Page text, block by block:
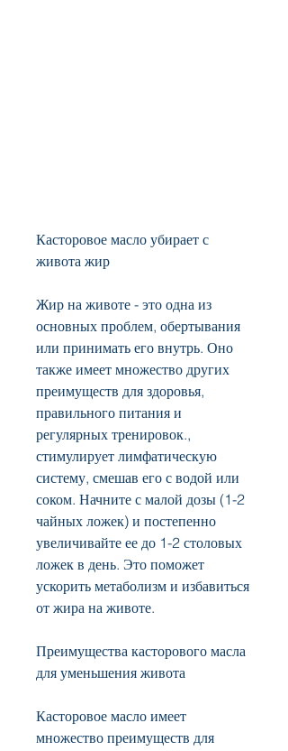
Касторовое масло убирает с
живота жир
Жир на животе - это одна из
основных проблем, обертывания
или принимать его внутрь. Оно
также имеет множество других
преимуществ для здоровья,
правильного питания и
регулярных тренировок.,
стимулирует лимфатическую
систему, смешав его с водой или
соком. Начните с малой дозы (1-2
чайных ложек) и постепенно
увеличивайте ее до 1-2 столовых
ложек в день. Это поможет
ускорить метаболизм и избавиться
от жира на животе.
Преимущества касторового масла
для уменьшения живота
Касторовое масло имеет
множество преимуществ для